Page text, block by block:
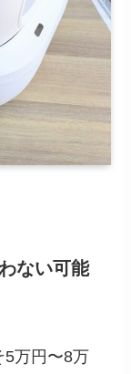
ない可能
5万円〜8万